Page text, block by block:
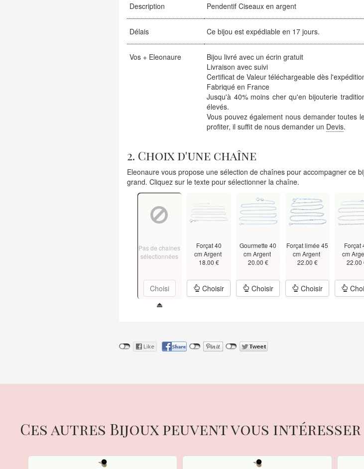
Description Pendentif Ciseaux en argent
Délais Ce bijou est expédiable en 17 jours.
Vos + Eleonaure
Bijou livré avec un écrin gratuit
Livraison avec suivi
Certificat de Valeur téléchargeable dès
Fabriqué en France
Jusqu'à 40% moins cher qu'en bijouterie
élevés.
Vous pouvez également nous demander toutes
profiter, il suffit de nous demander un Devis.
2. Choix d'une chaîne
Eleonaure vous propose une sélection de chaînes pour accompagner ce
grand. Cliquez sur le texte pour sélectionner la chaîne.
Pas de chaînes
sélectionnées
Choisi
Forçat 40
cm Argent
18.00 €
Choisir
Gourmette 40
cm Argent
20.00 €
Choisir
Forçat limée 45
cm Argent
22.00 €
Choisir
Forçat
cm
22.00
Ces autres Bijoux peuvent vous intéresser